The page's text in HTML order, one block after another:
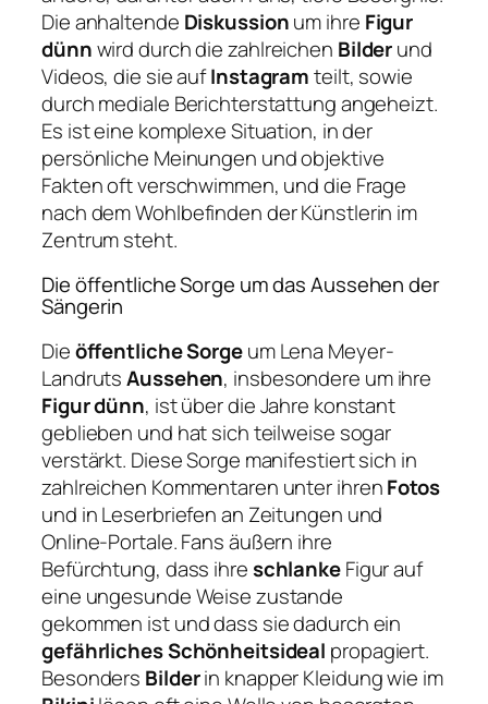
Die anhaltende Diskussionum ihre Figur
dünnwird durch die zahlreichen Bilderund
Videos, die sie aufInstagramteilt, sowie
durch mediale Berichterstattung angeheizt.
Es ist eine komplexe Situation, in der
persönliche Meinungen und objektive
Fakten oft verschwimmen, und die Frage
nach dem Wohlbefinden der Künstlerin im
Zentrum steht.
Die öffentliche Sorge um das Aussehen der
Sängerin
Dieöffentliche Sorgeum Lena Meyer-
LandrutsAussehen, insbesondere um ihre
Figur dünn, ist über die Jahre konstant
geblieben und hat sich teilweise sogar
verstärkt. Diese Sorge manifestiert sich in
zahlreichen Kommentaren unter ihrenFotos
und in Leserbriefen an Zeitungen und
Online-Portale. Fans äußern ihre
Befürchtung, dass ihreschlankeFigur auf
eine ungesunde Weise zustande
gekommen ist und dass sie dadurch ein
gefährliches Schönheitsideal propagiert.
Besonders Bilderin knapper Kleidung wie im